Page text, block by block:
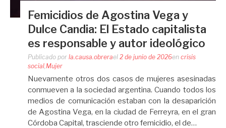
Femicidios de Agostina Vega y
Dulce Candia: El Estado capitalista
es responsable y autor ideológico
Publicado por la.causa.obrerael 2 de junio de 2026en crisis
social Mujer
Nuevamente otros dos casos de mujeres asesinadas
conmueven a la sociedad argentina. Cuando todos los
medios de comunicación estaban con la desaparición
de Agostina Vega, en la ciudad de Ferreyra, en el gran
Córdoba Capital, trasciende otro femicidio, el de…